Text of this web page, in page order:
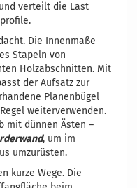
verteilt die Last
Die Innenmaße
Stapeln von
Holzabschnitten. Mit
der Aufsatz zur
Planenbügel
weiterverwenden.
mit dünnen Ästen –
, um im
umzurüsten.
kurze Wege. Die